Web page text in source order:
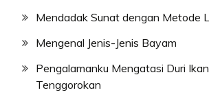
Mendadak Sunat dengan Metode
Mengenal Jenis-Jenis Bayam
Pengalamanku Mengatasi Duri
Tenggorokan